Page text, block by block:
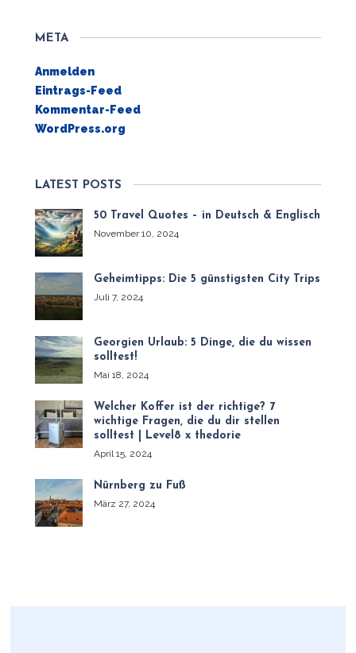
META
Anmelden
Eintrags-Feed
Kommentar-Feed
WordPress.org
LATEST POSTS
50 Travel Quotes – in Deutsch & Englisch
November 10, 2024
Geheimtipps: Die 5 günstigsten City Trips
Juli 7, 2024
Georgien Urlaub: 5 Dinge, die du wissen
solltest!
Mai 18, 2024
Welcher Koffer ist der richtige? 7
wichtige Fragen, die du dir stellen
solltest | Level8 x thedorie
April 15, 2024
Nürnberg zu Fuß
März 27, 2024